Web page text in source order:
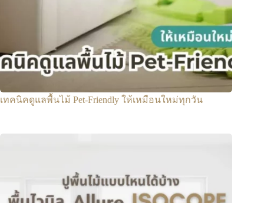
เทคนิคดูแลพื้นไม้ Pet-Friendly ให้เหมือนใหม่ทุกวัน